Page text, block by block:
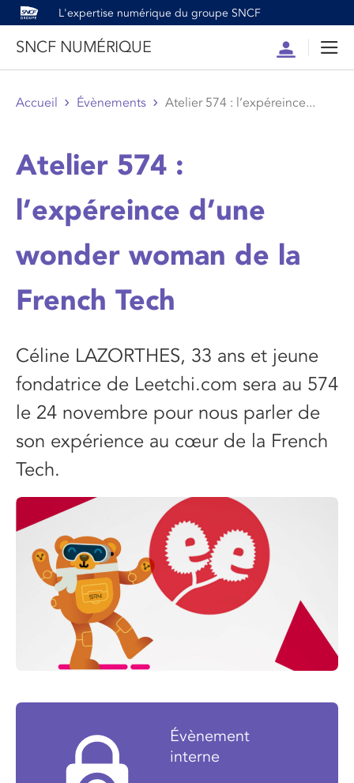
L'expertise numérique du groupe SNCF
SNCF NUMÉRIQUE
Compte
Accueil Évènements Atelier 574 : l’expéreince...
Atelier 574 :
l’expéreince d’une
wonder woman de la
French Tech
Céline LAZORTHES, 33 ans et jeune
fondatrice de Leetchi.com sera au 574
le 24 novembre pour nous parler de
son expérience au cœur de la French
Tech.
Évènement
interne